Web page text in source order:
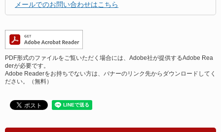
メールでのお問い合わせはこちら
PDF形式のファイルをご覧いただく場合には、Adobe社が提供するAdobe Rea
derが必要です。
Adobe Readerをお持ちでない方は、バナーのリンク先からダウンロードしてく
ださい。（無料）